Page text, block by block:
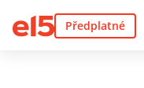
Předplatné